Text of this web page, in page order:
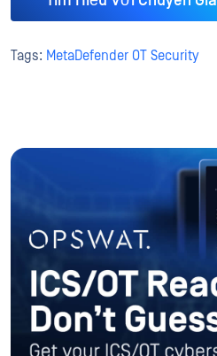
Tags: MetaDefender OT Security